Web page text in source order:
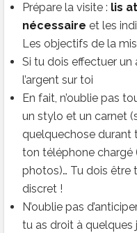
Prépare la visite : lis
nécessaire et les
Les objectifs de la
Si tu dois effectuer un
l’argent sur toi
En fait, n’oublie pas
un stylo et un carnet
quelquechose durant
ton téléphone chargé
photos)… Tu dois être
discret !
N’oublie pas
tu as droit à quelques